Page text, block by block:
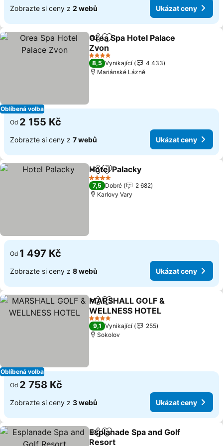
Zobrazte si ceny z 2 webů Ukázat ceny
Oblíbená volba
SdíletPřidat na seznam oblíbených
Orea Spa Hotel Palace
Zvon
Ukázat ceny
4 Počet hvězdiček
8,5 Vynikající
4 433
Mariánské Lázně
Od 2 155 Kč
Zobrazte si ceny z 7 webů Ukázat ceny
SdíletPřidat na seznam oblíbených
Hotel Palacky
4 Počet hvězdiček
7,5 Dobré
2 682
Karlovy Vary
Od 1 497 Kč
Zobrazte si ceny z 8 webů Ukázat ceny
Oblíbená volba
SdíletPřidat na seznam oblíbených
MARSHALL GOLF &
WELLNESS HOTEL
Ukázat ceny
4 Počet hvězdiček
9,1 Vynikající
255
Sokolov
Od 2 758 Kč
Zobrazte si ceny z 3 webů Ukázat ceny
SdíletPřidat na seznam oblíbených
Esplanade Spa and Golf
Resort